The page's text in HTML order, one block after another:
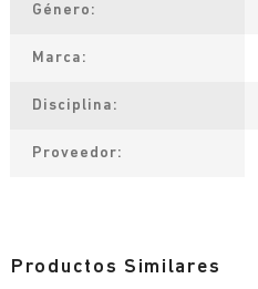
Género
Marca
Disciplina
Proveedor
Productos Similares